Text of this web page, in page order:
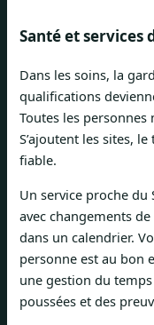
Santé et services
Dans les soins, la
qualifications
Toutes les personnes
S’ajoutent les sites,
fiable.
Un service proche
avec changements
dans un calendrier.
personne est au bon
une gestion du
poussées et des